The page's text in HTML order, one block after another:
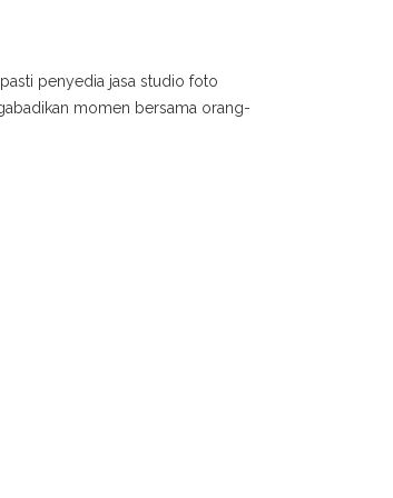
penyedia jasa studio foto
momen bersama orang-